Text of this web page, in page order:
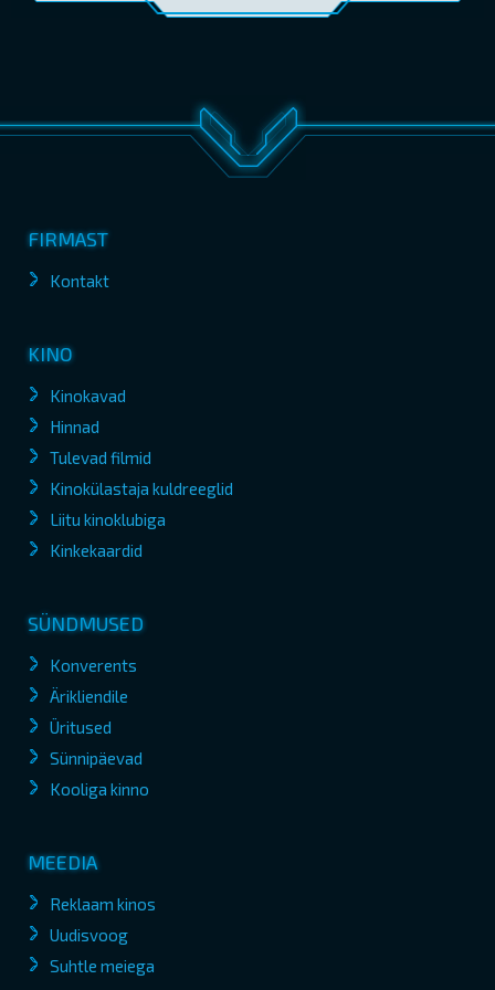
FIRMAST
Kontakt
KINO
Kinokavad
Hinnad
Tulevad filmid
Kinokülastaja kuldreeglid
Liitu kinoklubiga
Kinkekaardid
SÜNDMUSED
Konverents
Ärikliendile
Üritused
Sünnipäevad
Kooliga kinno
MEEDIA
Reklaam kinos
Uudisvoog
Suhtle meiega